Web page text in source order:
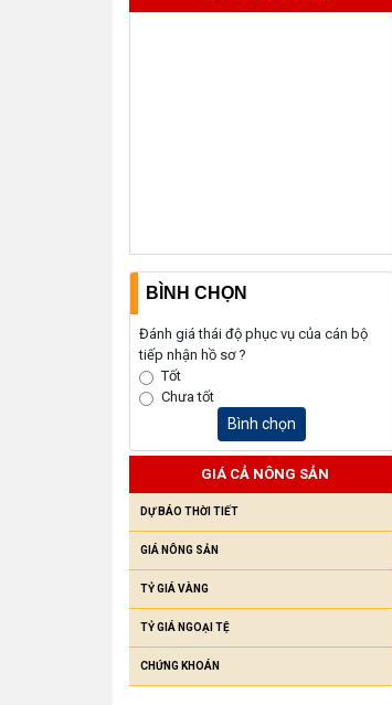
BÌNH CHỌN
Đánh giá thái độ phục vụ của cán bộ
tiếp nhận hồ sơ ?
Tốt
Chưa tốt
Bình chọn
GIÁ CẢ NÔNG SẢN
DỰ BÁO THỜI TIẾT
GIÁ NÔNG SẢN
TỶ GIÁ VÀNG
TỶ GIÁ NGOẠI TỆ
CHỨNG KHOÁN